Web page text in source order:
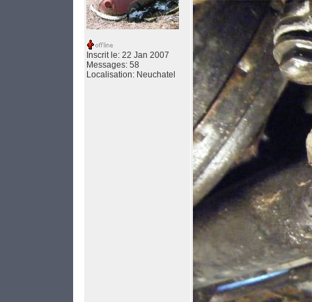
Inscrit le: 22 Jan 2007
Messages: 58
Localisation: Neuchatel